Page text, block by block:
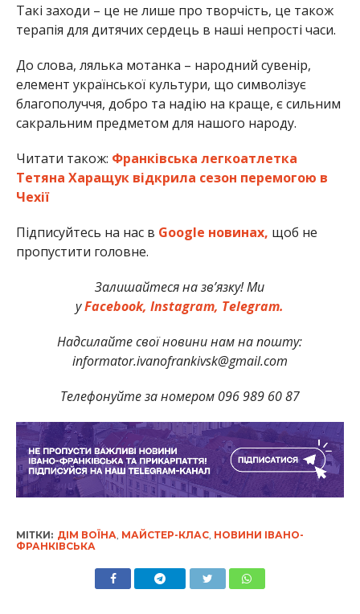
Такі заходи – це не лише про творчість, це також
терапія для дитячих сердець в наші непрості часи.
До слова, лялька мотанка – народний сувенір,
елемент української культури, що символізує
благополуччя, добро та надію на краще, є сильним
сакральним предметом для нашого народу.
Читати також: Франківська легкоатлетка
Тетяна Харащук відкрила сезон перемогою в
Чехії
Підписуйтесь на нас в Google новинах, щоб не
пропустити головне.
Залишайтеся на зв’язку! Ми
уFacebook, Instagram, Telegram.
Надсилайте свої новини нам на пошту:
informator.ivanofrankivsk@gmail.com
Телефонуйте за номером 096 989 60 87
МІТКИ: ДІМ ВОЇНА МАЙСТЕР-КЛАС, НОВИНИ ІВАНО-
ФРАНКІВСЬКА